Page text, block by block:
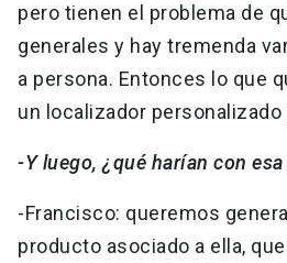
pero tienen el problema de
generales y hay tremenda
a persona. Entonces lo que
un localizador personalizado
-Y luego, ¿qué harían con
-Francisco: queremos
producto asociado a ella,